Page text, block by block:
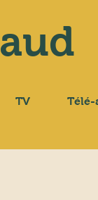
TV Télé-